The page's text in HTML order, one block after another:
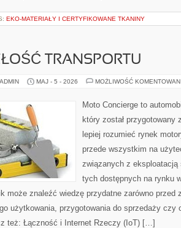
EKO-MATERIAŁY I CERTYFIKOWANE TKANINY
TRANSPORTU
MAJ - 5 - 2026 MOŻLIWOŚĆ
Moto Concierge to
który został
lepiej rozumieć rynek
przede wszystkim na
związanych z eksploatacją
tych dostępnych na rynku
może znaleźć wiedzę przydatne zarówno przed
użytkowania, przygotowania do sprzedaży czy
też: Łączność i Internet Rzeczy (IoT) […]